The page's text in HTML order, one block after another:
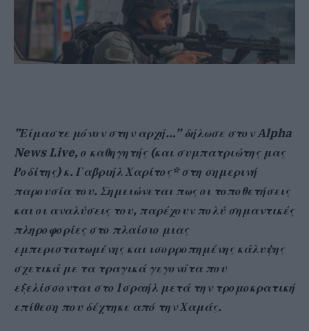
”Είμαστε μόνον στην αρχή…” δήλωσε στον Alpha
News Live, ο καθηγητής (και συμπατριώτης μας
Ροδίτης) κ. Γαβριήλ Χαρίτος* στη σημερινή
παρουσία του. Σημειώνεται πως οι τοποθετήσεις
και οι αναλύσεις του, παρέχουν πολύ σημαντικές
πληροφορίες στο πλαίσιο μιας
εμπεριστατωμένης και ισορροπημένης κάλυψης
σχετικά με τα τραγικά γεγονότα που
εξελίσσονται στο Ισραήλ μετά την τρομοκρατική
επίθεση που δέχτηκε από την Χαμάς.